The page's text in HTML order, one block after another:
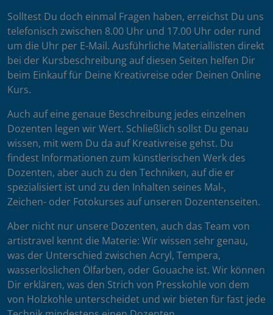
Solltest Du doch einmal Fragen haben, erreichst Du uns
telefonisch zwischen 8.00 Uhr und 17.00 Uhr oder rund
um die Uhr per E-Mail. Ausführliche Materiallisten direkt
bei der Kursbeschreibung auf diesen Seiten helfen Dir
beim Einkauf für Deine Kreativreise oder Deinen Online
Kurs.
Auch auf eine genaue Beschreibung jedes einzelnen
Dozenten legen wir Wert. Schließlich sollst Du genau
wissen, mit wem Du da auf Kreativreise gehst. Du
findest Informationen zum künstlerischen Werk des
Dozenten, aber auch zu den Techniken, auf die er
spezialisiert ist und zu den Inhalten seines Mal-,
Zeichen- oder Fotokurses auf unseren Dozentenseiten.
Aber nicht nur unsere Dozenten, auch das Team von
artistravel kennt die Materie: Wir wissen sehr genau,
was der Unterschied zwischen Acryl, Tempera,
wasserlöslichen Ölfarben, oder Gouache ist. Wir können
Dir erklären, was den Strich von Presskohle von dem
von Holzkohle unterscheidet und wir bieten für fast jede